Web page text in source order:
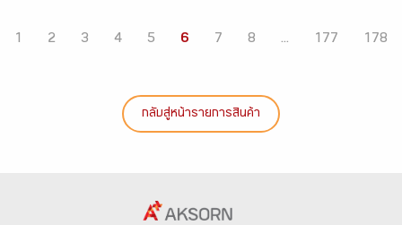
1 2 3 4 5 6 7 8 ... 177 178
กลับสู่หน้ารายการสินค้า